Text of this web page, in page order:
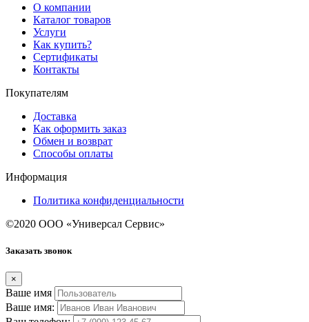
О компании
Каталог товаров
Услуги
Как купить?
Сертификаты
Контакты
Покупателям
Доставка
Как оформить заказ
Обмен и возврат
Способы оплаты
Информация
Политика конфиденциальности
©2020 ООО «Универсал Сервис»
Заказать звонок
×
Ваше имя
Ваше имя: